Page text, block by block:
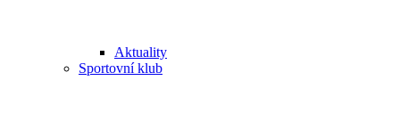
Aktuality
Sportovní klub